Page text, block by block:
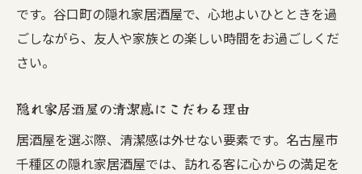
です。谷口町の隠れ家居酒屋で、心地よいひとときを過
ごしながら、友人や家族との楽しい時間をお過ごしくだ
さい。
隠れ家居酒屋の清潔感にこだわる理由
居酒屋を選ぶ際、清潔感は外せない要素です。名古屋市
千種区の隠れ家居酒屋では、訪れる客に心からの満足を